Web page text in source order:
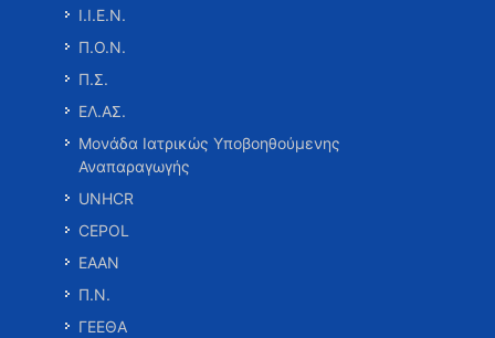
Ι.Ι.Ε.Ν.
Π.Ο.Ν.
Π.Σ.
ΕΛ.ΑΣ.
Μονάδα Ιατρικώς Υποβοηθούμενης
Αναπαραγωγής
UNHCR
CEPOL
ΕΑΑΝ
Π.Ν.
ΓΕΕΘΑ